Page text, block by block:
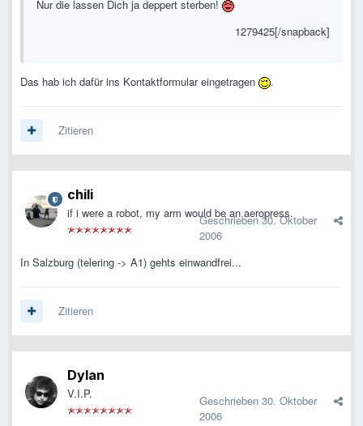
Nur die lassen Dich ja deppert sterben!
1279425[/snapback]
Das hab ich dafür ins Kontaktformular eingetragen .
Zitieren
chili
if i were a robot, my arm would be an aeropress.
Geschrieben30. Oktober
2006
In Salzburg (telering -> A1) gehts einwandfrei...
Zitieren
Dylan
V.I.P. Geschrieben 30. Oktober
2006